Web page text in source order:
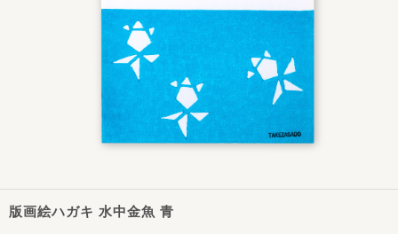
版画絵ハガキ 水中金魚 青